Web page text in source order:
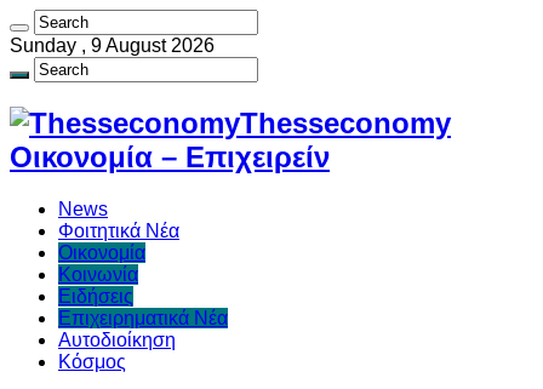
Sunday , 9 August 2026
Thesseconomy
Οικονομία – Επιχειρείν
News
Φοιτητικά Νέα
Οικονομία
Κοινωνία
Ειδήσεις
Επιχειρηματικά Νέα
Αυτοδιοίκηση
Κόσμος